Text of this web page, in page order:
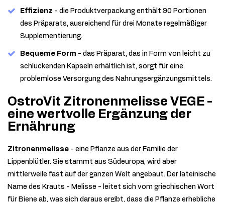
Effizienz - die Produktverpackung enthält 90 Portionen
des Präparats, ausreichend für drei Monate regelmäßiger
Supplementierung.
Bequeme Form - das Präparat, das in Form von leicht zu
schluckenden Kapseln erhältlich ist, sorgt für eine
problemlose Versorgung des Nahrungsergänzungsmittels.
OstroVit Zitronenmelisse VEGE -
eine wertvolle Ergänzung der
Ernährung
Zitronenmelisse - eine Pflanze aus der Familie der
Lippenblütler. Sie stammt aus Südeuropa, wird aber
mittlerweile fast auf der ganzen Welt angebaut. Der lateinische
Name des Krauts - Melisse - leitet sich vom griechischen Wort
für Biene ab, was sich daraus ergibt, dass die Pflanze erhebliche